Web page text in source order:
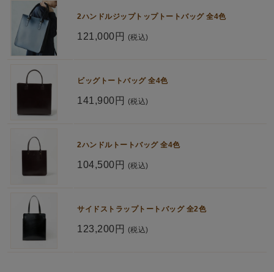
2ハンドルジップトップトートバッグ 全4色
121,000円 (税込)
ビッグトートバッグ 全4色
141,900円 (税込)
2ハンドルトートバッグ 全4色
104,500円 (税込)
サイドストラップトートバッグ 全2色
123,200円 (税込)